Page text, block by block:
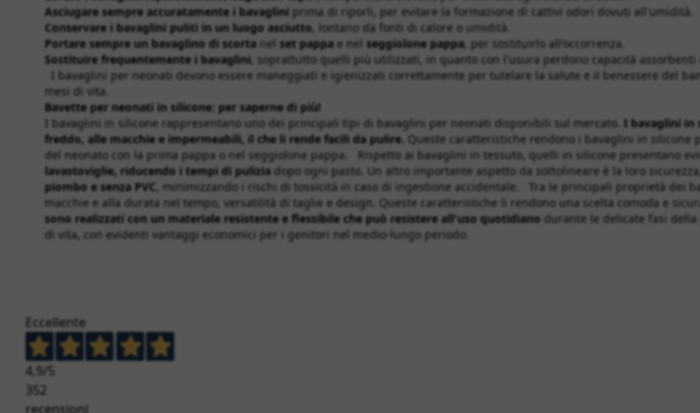
Asciugare sempre accuratamente i bavaglini prima di riporli, per evitare la formazione di cattivi odori dovuti all'umidità.
Conservare i bavaglini puliti in un luogo asciutto , lontano da fonti di calore o umidità.
Portare sempre un bavaglino di scorta nel set pappa e nel seggiolone pappa, per sostituirlo all'occorrenza.
Sostituire frequentemente i bavaglini, soprattutto quelli più utilizzati, in quanto con l'usura perdono capacità assorbenti
I bavaglini per neonati devono essere maneggiati e igienizzati correttamente per tutelare la salute e il benessere del
mesi di vita.
Bavette per neonati in silicone: per saperne di più!
I bavaglini in silicone rappresentano uno dei principali tipi di bavaglini per neonati disponibili sul mercato. I bavaglini in
freddo, alle macchie e impermeabili, il che li rende facili da pulire. Queste caratteristiche rendono i bavaglini in
del neonato con la prima pappa o nel seggiolone pappa. Rispetto ai bavaglini in tessuto, quelli in silicone presentano
lavastoviglie, riducendo i tempi di pulizia dopo ogni pasto. Un altro importante aspetto da sottolineare è la loro
piombo e senza PVC , minimizzando i rischi di tossicità in caso di ingestione accidentale. Tra le principali proprietà dei
macchie e alla durata nel tempo, versatilità di taglie e design. Queste caratteristiche li rendono una scelta comoda e
sono realizzati con un materiale resistente e flessibile che può resistere all'uso quotidiano durante le delicate fasi
di vita, con evidenti vantaggi economici per i genitori nel medio-lungo periodo.
Eccellente
4,9/5
352
recensioni